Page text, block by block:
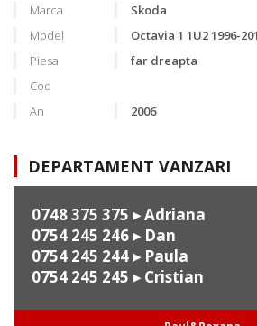
Marca
Skoda
Model
Octavia 1 1U2 1996-
Piesa
far dreapta
Cod
An
2006
DEPARTAMENT VANZARI
0748 375 375 ▸ Adriana
0754 245 246▸ Dan
0754 245 244▸ Paula
0754 245 245 ▸ Cristian